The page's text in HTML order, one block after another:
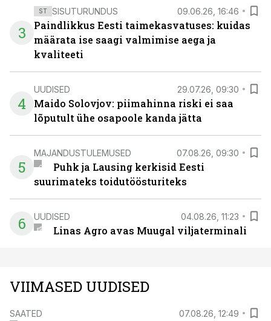
3
ST SISUTURUNDUS 09.06.26, 16:46
Paindlikkus Eesti taimekasvatuses: kuidas
määrata ise saagi valmimise aega ja
kvaliteeti
4
UUDISED 29.07.26, 09:30
Maido Solovjov: piimahinna riski ei saa
lõputult ühe osapoole kanda jätta
5
MAJANDUSTULEMUSED 07.08.26, 09:30
Puhk ja Lausing kerkisid Eesti
suurimateks toidutöösturiteks
6 UUDISED 04.08.26, 11:23
Linas Agro avas Muugal viljaterminali
VIIMASED UUDISED
SAATED 07.08.26, 12:49